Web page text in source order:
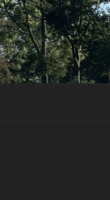
Zum
Inhalt
springen